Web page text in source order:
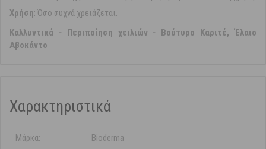
Xρήση: Όσο συχνά χρειάζεται.
Καλλυντικά - Περιποίηση χειλιών - Βούτυρο Καριτέ, Έλαιο
Αβοκάντο
Χαρακτηριστικά
Μάρκα: Bioderma